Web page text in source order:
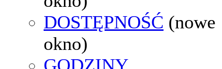
DOSTĘPNOŚĆ (nowe
okno)